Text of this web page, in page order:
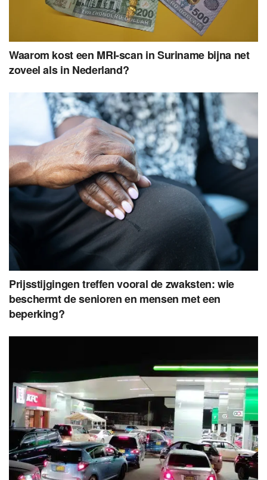
Waarom kost een MRI-scan in Suriname bijna net
zoveel als in Nederland?
Prijsstijgingen treffen vooral de zwaksten: wie
beschermt de senioren en mensen met een
beperking?